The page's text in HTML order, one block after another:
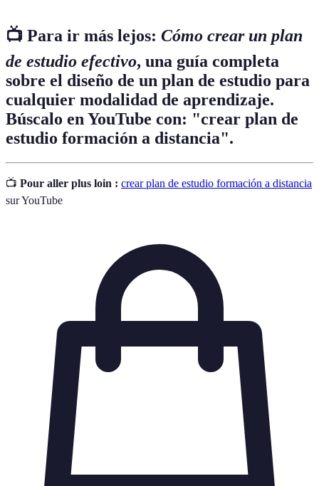
📺 Para ir más lejos: Cómo crear un plan
de estudio efectivo, una guía completa
sobre el diseño de un plan de estudio para
cualquier modalidad de aprendizaje.
Búscalo en YouTube con: "crear plan de
estudio formación a distancia".
📺 Pour aller plus loin : crear plan de estudio formación a distancia
sur YouTube